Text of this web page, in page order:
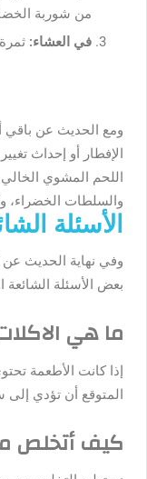
من شوربة
في العشاء:
ومع الحديث عن باقي
الإفطار أو إحداث
اللحم المشوي
والسلطات
الأسئلة
وفي نهاية الحديث
بعض الأسئلة الشائعة
ما هي
إذا كانت الأطعمة
المتوقع أن تؤدي إلى
كيف أتخلص